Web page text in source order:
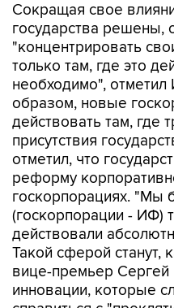
Сокращая свое
государства решены,
"концентрировать
только там, где это
необходимо",
образом, новые
действовать там, где
присутствия
отметил, что
реформу
госкорпорациях. "Мы
(госкорпорации - ИФ)
действовали
Такой сферой станут,
вице-премьер
инновации, которые